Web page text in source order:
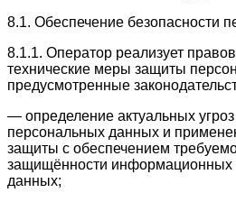
8.1. Обеспечение безопасности
8.1.1. Оператор реализует
технические меры защиты
предусмотренные
— определение актуальных угроз
персональных данных и
защиты с обеспечением
защищённости информационных
данных;